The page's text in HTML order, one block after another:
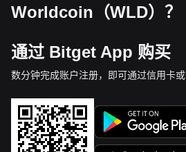
Worldcoin（WLD）？
通过 Bitget App 购买
数分钟完成账户注册，即可通过信用卡